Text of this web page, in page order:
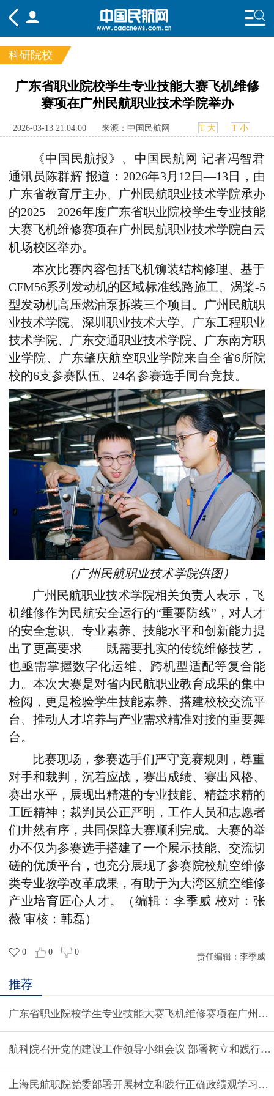
频道
要闻 国内 国际
行业
航图 智库 专题 舆情
科研院校
广东省职业院校学生专业技能大赛飞机维修
赛项在广州民航职业技术学院举办
2026-03-13 21:04:00 来源：中国民航网 T 大 T 小
《中国民航报》、中国民航网 记者冯智君
通讯员陈群辉 报道：2026年3月12日—13日，由
广东省教育厅主办、广州民航职业技术学院承办
的2025—2026年度广东省职业院校学生专业技能
大赛飞机维修赛项在广州民航职业技术学院白云
机场校区举办。
本次比赛内容包括飞机铆装结构修理、基于
CFM56系列发动机的区域标准线路施工、涡桨-5
型发动机高压燃油泵拆装三个项目。广州民航职
业技术学院、深圳职业技术大学、广东工程职业
技术学院、广东交通职业技术学院、广东南方职
业学院、广东肇庆航空职业学院来自全省6所院
校的6支参赛队伍、24名参赛选手同台竞技。
（广州民航职业技术学院供图）
广州民航职业技术学院相关负责人表示，飞
机维修作为民航安全运行的“重要防线”，对人才
的安全意识、专业素养、技能水平和创新能力提
出了更高要求——既需要扎实的传统维修技艺，
也亟需掌握数字化运维、跨机型适配等复合能
力。本次大赛是对省内民航职业教育成果的集中
检阅，更是检验学生技能素养、搭建校校交流平
台、推动人才培养与产业需求精准对接的重要舞
台。
比赛现场，参赛选手们严守竞赛规则，尊重
对手和裁判，沉着应战，赛出成绩、 赛出风格、
赛出水平 ，展现出精湛的专业技能、精益求精的
工匠精神； 裁判员公正严明， 工作人员和志愿者
们井然有序 ，共同保障大赛顺利完成。 大赛的举
办不仅为参赛选手搭建了一个展示技能、交流切
磋的优质平台，也充分展现了参赛院校航空维修
类专业教学改革成果，有助于为大湾区航空维修
产业培育匠心人才。
（编辑：李季威 校对：张
薇 审核：韩磊）
0 0 0
责任编辑： 李季威
推荐
广东省职业院校学生专业技能大赛飞机维修赛项在广州民
航科院召开党的建设工作领导小组会议 部署树立和践行
上海民航职院党委部署开展树立和践行正确政绩观学习教